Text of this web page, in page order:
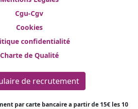
Cgu-Cgv
Cookies
confidentialité
Charte de Qualité
de recrutement
par carte bancaire a partir de 15€ les 10